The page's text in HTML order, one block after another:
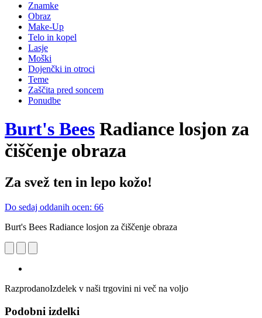
Znamke
Obraz
Make-Up
Telo in kopel
Lasje
Moški
Dojenčki in otroci
Teme
Zaščita pred soncem
Ponudbe
Burt's Bees Radiance losjon za
čiščenje obraza
Za svež ten in lepo kožo!
Do sedaj oddanih ocen: 66
Burt's Bees Radiance losjon za čiščenje obraza
RazprodanoIzdelek v naši trgovini ni več na voljo
Podobni izdelki